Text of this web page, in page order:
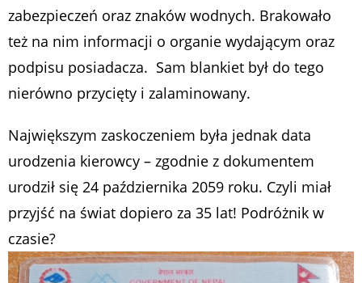
zabezpieczeń oraz znaków wodnych. Brakowało
też na nim informacji o organie wydającym oraz
podpisu posiadacza. Sam blankiet był do tego
nierówno przycięty i zalaminowany.
Największym zaskoczeniem była jednak data
urodzenia kierowcy – zgodnie z dokumentem
urodził się 24 października 2059 roku. Czyli miał
przyjść na świat dopiero za 35 lat! Podróżnik w
czasie?